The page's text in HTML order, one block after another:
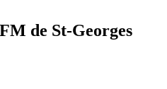
de St-Georges